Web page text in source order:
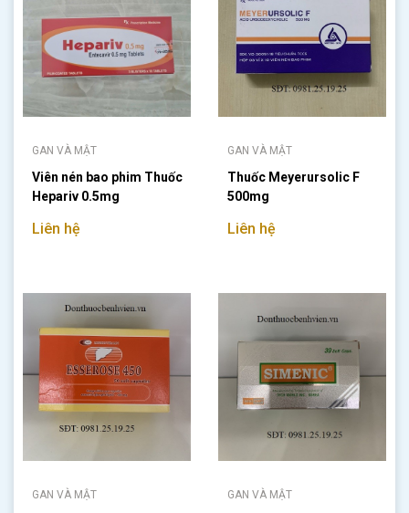
GAN VÀ MẬT
Viên nén bao phim Thuốc
Hepariv 0.5mg
Liên hệ
GAN VÀ MẬT
Thuốc Meyerursolic F
500mg
Liên hệ
GAN VÀ MẬT GAN VÀ MẬT